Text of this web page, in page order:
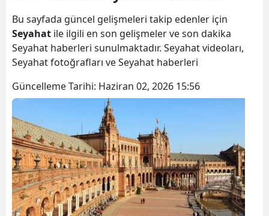
Bu sayfada güncel gelişmeleri takip edenler için
Seyahat ile ilgili en son gelişmeler ve son dakika
Seyahat haberleri sunulmaktadır. Seyahat videoları,
Seyahat fotoğrafları ve Seyahat haberleri
Güncelleme Tarihi: Haziran 02, 2026 15:56